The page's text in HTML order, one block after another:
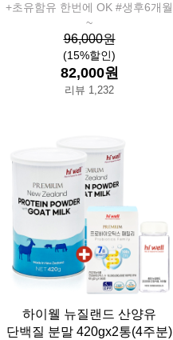
+초유함유 한번에 OK #생후6개월
~
96,000원
(15%할인)
82,000원
리뷰 1,232
하이웰 뉴질랜드 산양유
단백질 분말 420gx2통(4주분)